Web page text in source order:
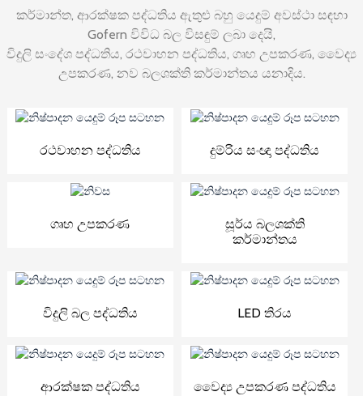
කර්මාන්ත, ආරක්ෂක පද්ධතිය ඇතුළු බහු යෙදුම් අවස්ථා සඳහා
Gofern විවිධ බල විසඳුම් ලබා දෙයි,
විදුලි සංදේශ පද්ධතිය, රථවාහන පද්ධතිය, ගෘහ උපකරණ, වෛද්‍ය
උපකරණ, නව බලශක්ති කර්මාන්තය යනාදිය.
රථවාහන පද්ධතිය දුම්රිය සංඥා පද්ධතිය
ගෘහ උපකරණ
සූර්ය බලශක්ති
කර්මාන්තය
විදුලි බල පද්ධතිය LED තිරය
ආරක්ෂක පද්ධතිය වෛද්‍ය උපකරණ පද්ධතිය